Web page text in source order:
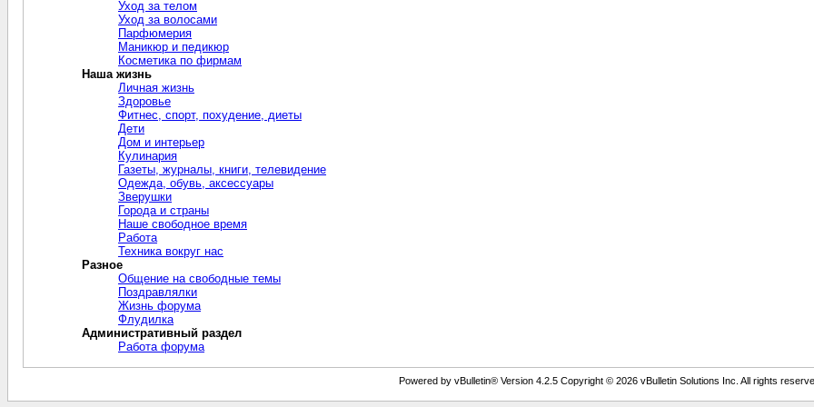
Уход за телом
Уход за волосами
Парфюмерия
Маникюр и педикюр
Косметика по фирмам
Наша жизнь
Личная жизнь
Здоровье
Фитнес, спорт, похудение, диеты
Дети
Дом и интерьер
Кулинария
Газеты, журналы, книги, телевидение
Одежда, обувь, аксессуары
Зверушки
Города и страны
Наше свободное время
Работа
Техника вокруг нас
Разное
Общение на свободные темы
Поздравлялки
Жизнь форума
Флудилка
Административный раздел
Работа форума
Powered by vBulletin® Version 4.2.5 Copyright © 2026 vBulletin Solutions Inc. All rights